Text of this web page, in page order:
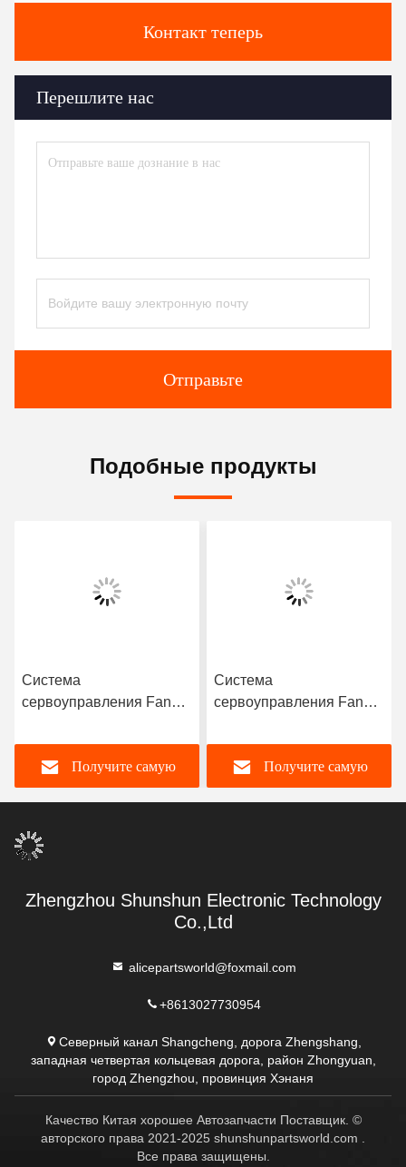
Контакт теперь
Перешлите нас
Отправьте
Подобные продукты
Система
сервоуправления Fanuc
или A20B82010153
Высоковольтная карта
(PCB)
Получите самую
Система
сервоуправления Fanuc
Высоковольтная лента
CXA-L0612-VJL CXA-
L0612A-VJL VML VSL
Получите самую
Zhengzhou Shunshun Electronic Technology
Co.,Ltd
alicepartsworld@foxmail.com
+8613027730954
Северный канал Shangcheng, дорога Zhengshang,
западная четвертая кольцевая дорога, район Zhongyuan,
город Zhengzhou, провинция Хэнаня
Качество Китая хорошее Автозапчасти Поставщик. ©
авторского права 2021-2025 shunshunpartsworld.com .
Все права защищены.